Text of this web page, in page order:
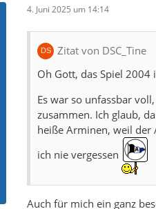
4. Juni 2025 um 14:14
Zitat von DSC_Tine
Oh Gott, das Spiel 2004
Es war so unfassbar
zusammen. Ich glaub,
heiße Arminen, weil der
ich nie vergessen
Auch für mich ein ganz